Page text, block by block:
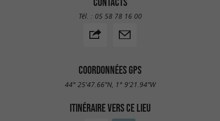
Tél. : 05 58 78 16 00
COORDONNÉES GPS
44° 25'47.66"N, 1° 9'21.94"W
ITINÉRAIRE VERS CE LIEU